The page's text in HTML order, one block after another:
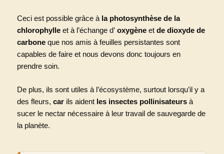
Ceci est possible grâce à la photosynthèse de la
chlorophylle et à l’échange d’oxygène etde dioxyde de
carbone que nos amis à feuilles persistantes sont
capables de faire et nous devons donc toujours en
prendre soin.
De plus, ils sont utiles à l’écosystème, surtout lorsqu’il y a
des fleurs,car ils aident les insectes pollinisateurs à
sucer le nectar nécessaire à leur travail de sauvegarde de
la planète.